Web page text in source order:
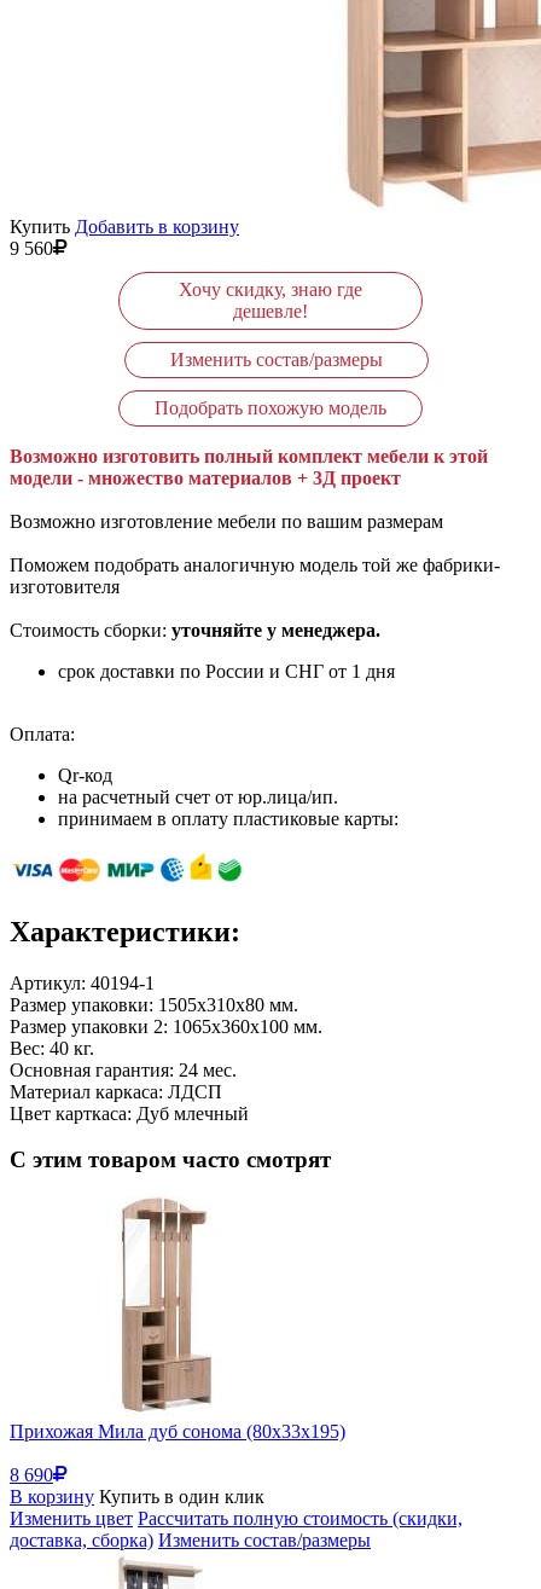
Купить Добавить в корзину
9 560
Хочу скидку, знаю где
дешевле!
Изменить состав/размеры
Подобрать похожую модель
Возможно изготовить полный комплект мебели к этой
модели - множество материалов + 3Д проект
Возможно изготовление мебели по вашим размерам
Поможем подобрать аналогичную модель той же фабрики-
изготовителя
Стоимость сборки: уточняйте у менеджера.
срок доставки по России и СНГ от 1 дня
Оплата:
Qr-код
на расчетный счет от юр.лица/ип.
принимаем в оплату пластиковые карты:
Характеристики:
Артикул: 40194-1
Размер упаковки: 1505х310х80 мм.
Размер упаковки 2: 1065х360х100 мм.
Вес: 40 кг.
Основная гарантия: 24 мес.
Материал каркаса: ЛДСП
Цвет карткаса: Дуб млечный
С этим товаром часто смотрят
Прихожая Мила дуб сонома (80x33x195)
8 690
В корзину Купить в один клик
Изменить цвет Рассчитать полную стоимость (скидки,
доставка, сборка) Изменить состав/размеры